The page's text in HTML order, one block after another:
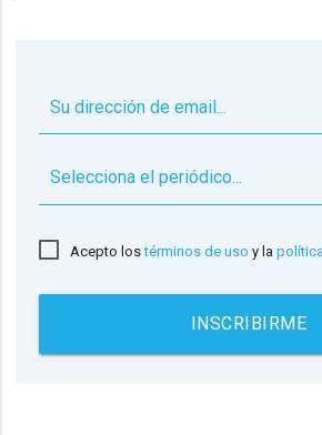
Acepto lostérminos de uso y la
INSCRIBIRME